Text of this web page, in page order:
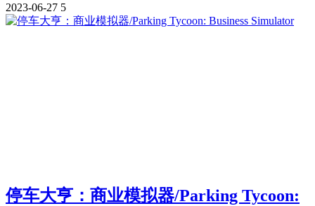
2023-06-27 5
停车大亨：商业模拟器/Parking Tycoon: